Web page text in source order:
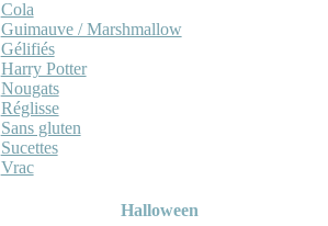
Cola
Guimauve / Marshmallow
Gélifiés
Harry Potter
Nougats
Réglisse
Sans gluten
Sucettes
Vrac
Halloween